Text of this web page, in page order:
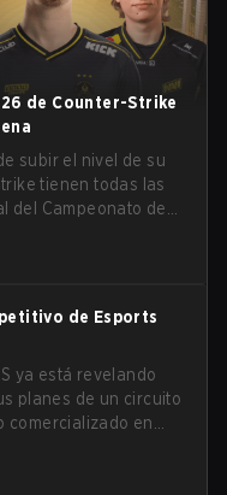
de Counter-Strike
subir el nivel de su
tienen todas las
del Campeonato de
el capítulo final
de Esports
ya está revelando
planes de un circuito
comercializado en
los niveles más